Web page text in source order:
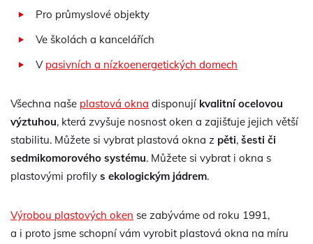
Pro průmyslové objekty
Ve školách a kancelářích
V pasivních a nízkoenergetických domech
Všechna naše plastová okna disponují kvalitní ocelovou
výztuhou, která zvyšuje nosnost oken a zajišťuje jejich větší
stabilitu. Můžete si vybrat plastová okna z pěti, šesti či
sedmikomorového systému. Můžete si vybrat i okna s
plastovými profily s ekologickým jádrem.
Výrobou plastových oken se zabýváme od roku 1991,
a i proto jsme schopní vám vyrobit plastová okna na míru